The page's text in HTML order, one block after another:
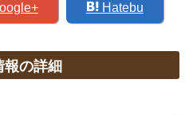
Hatebu
の詳細